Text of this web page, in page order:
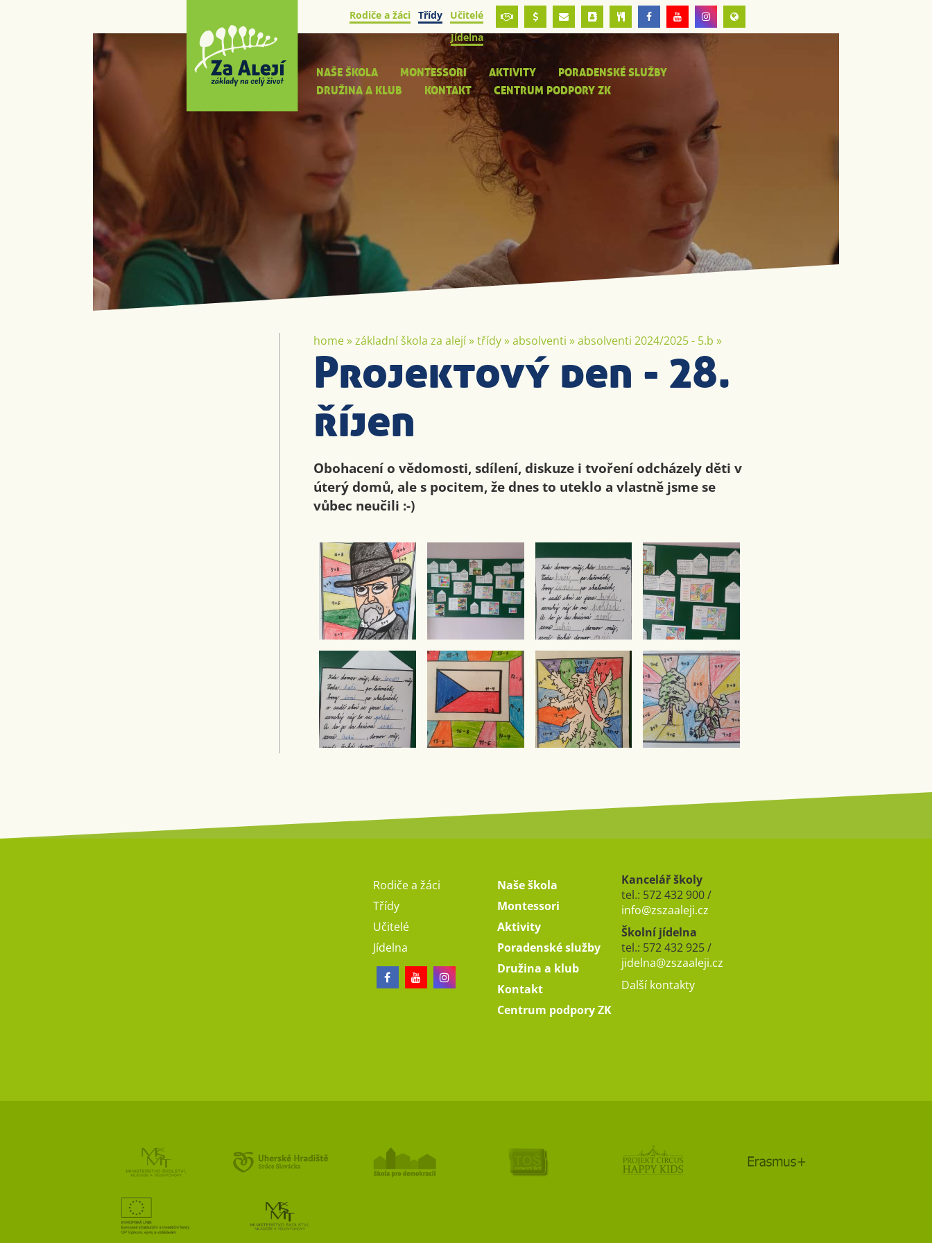
Rodiče a žáci Třídy
Učitelé
Jídelna
NAŠE ŠKOLA MONTESSORI AKTIVITY
PORADENSKÉ SLUŽBY
DRUŽINA A KLUB
KONTAKT CENTRUM PODPORY ZK
home»základní škola za alejí»třídy»absolventi »absolventi 2024/2025 - 5.b »
Projektový den - 28.
říjen
Obohacení o vědomosti, sdílení, diskuze i tvoření odcházely děti v
úterý domů, ale s pocitem, že dnes to uteklo a vlastně jsme se
vůbec neučili :-)
Rodiče a žáci
Třídy
Učitelé
Jídelna
Naše škola
Montessori
Aktivity
Poradenské služby
Družina a klub
Kontakt
Centrum podpory ZK
Kancelář školy
tel.: 572 432 900 /
info@zszaaleji.cz
Školní jídelna
tel.: 572 432 925 /
jidelna@zszaaleji.cz
Další kontakty